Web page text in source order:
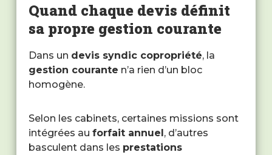
Quand chaque devis définit
sa propre gestion courante
Dans un devis syndic copropriété, la
gestion courante n’a rien d’un bloc
homogène.
Selon les cabinets, certaines missions sont
intégrées au forfait annuel, d’autres
basculent dans les prestations